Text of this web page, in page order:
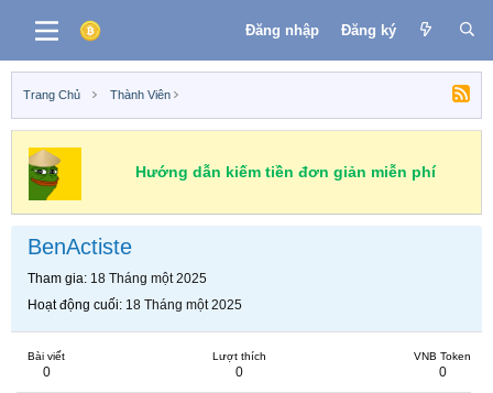
Đăng nhập Đăng ký
Trang Chủ Thành Viên
Hướng dẫn kiếm tiền đơn giản miễn phí
BenActiste
Tham gia 18 Tháng một 2025
Hoạt động cuối 18 Tháng một 2025
Bài viết
0
Lượt thích
0
VNB Token
0